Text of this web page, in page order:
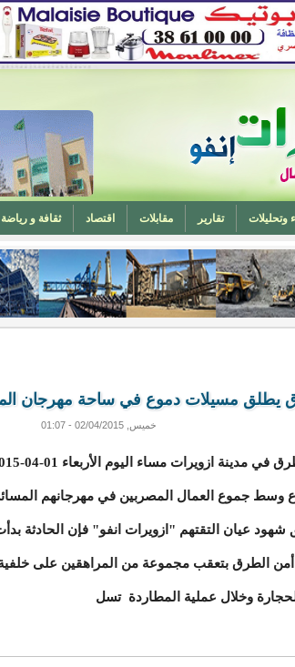
وتحليلات تقارير مقابلات اقتصاد ثقافة و رياضة
في الهندسة الميكانيكية من المغرب (تهنئة) ه وزارة
يطلق مسيلات دموع في ساحة مهرجان
خميس, 02/04/2015 - 01:07
أطلق عنصر من أمن الطرق في مدينة ازويرات
وسط جموع العمال المصربين في مهرجانهم
شهود عيان التقتهم "ازويرات انفو" فإن الحادثة
الطرق بتعقب مجموعة من المراهقين على
وخلال عملية المطاردة تسل